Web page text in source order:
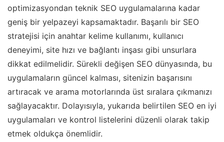
optimizasyondan teknik SEO uygulamalarına kadar
geniş bir yelpazeyi kapsamaktadır. Başarılı bir SEO
stratejisi için anahtar kelime kullanımı, kullanıcı
deneyimi, site hızı ve bağlantı inşası gibi unsurlara
dikkat edilmelidir. Sürekli değişen SEO dünyasında, bu
uygulamaların güncel kalması, sitenizin başarısını
artıracak ve arama motorlarında üst sıralara çıkmanızı
sağlayacaktır. Dolayısıyla, yukarıda belirtilen SEO en iyi
uygulamaları ve kontrol listelerini düzenli olarak takip
etmek oldukça önemlidir.